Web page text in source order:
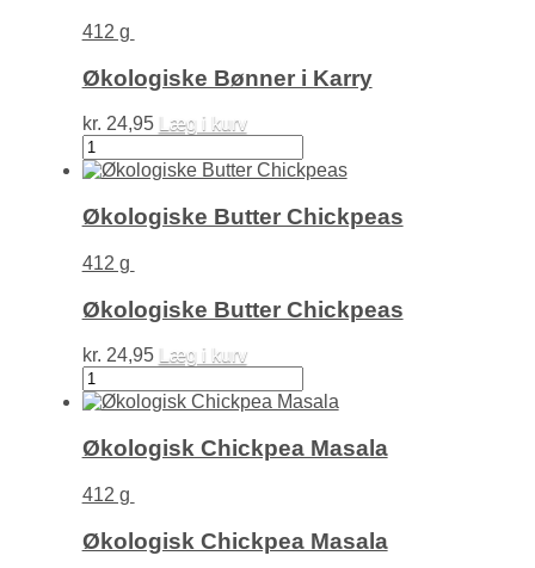
412 g
Økologiske Bønner i Karry
kr. 24,95
Læg i kurv
Økologiske
Bønner
Karry
antal
Økologiske Butter Chickpeas
412 g
Økologiske Butter Chickpeas
kr. 24,95
Læg i kurv
Økologiske
Butter
Chickpeas
antal
Økologisk Chickpea Masala
412 g
Økologisk Chickpea Masala